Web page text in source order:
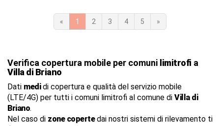
« 1 2 3 4 5 »
Verifica copertura mobile per comuni limitrofi a
Villa di Briano
Dati medidi copertura e qualità del servizio mobile
(LTE/4G) per tutti i comuni limitrofi al comune di Villa di
Briano.
Nel caso di zone copertedai nostri sistemi di rilevamento ti